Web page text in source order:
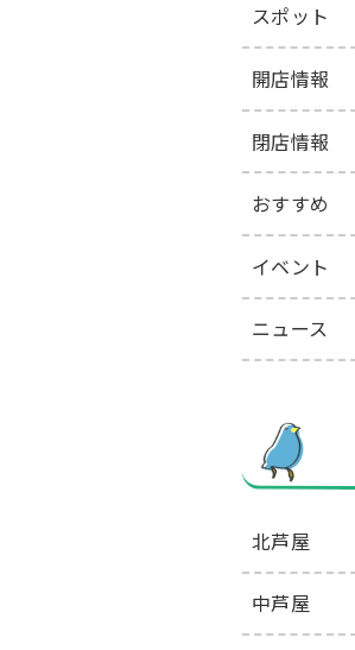
スポット
開店情報
閉店情報
おすすめ
イベント
ニュース
北芦屋
中芦屋